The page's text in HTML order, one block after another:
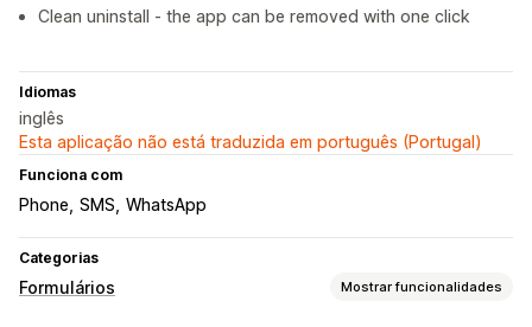
Clean uninstall - the app can be removed with one click
Idiomas
inglês
Esta aplicação não está traduzida em português (Portugal)
Funciona com
Phone SMS WhatsApp
Categorias
Formulários Mostrar funcionalidades